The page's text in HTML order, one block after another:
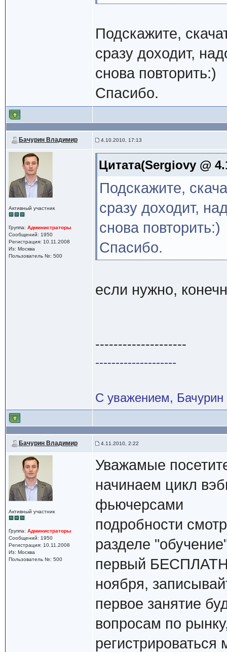
Подскажите,
сразу доходит,
снова повторить:)
Спасибо.
Бачурин Владимир 4.10.2010, 17:13
Активный участник
Группа: Администраторы
Сообщений: 1950
Регистрация: 10.11.2008
Из: Москва
Пользователь №: 500
Цитата(Sergiovy @
Подскажите,
сразу доходит,
снова повторить:)
Спасибо.
если нужно,
--------------------
--------------------
С уважением,
Бачурин Владимир 4.11.2010, 2:22
Активный участник
Группа: Администраторы
Сообщений: 1950
Регистрация: 10.11.2008
Из: Москва
Пользователь №: 500
Уважамые
начинаем цикл
фьючерсами
подробности
разделе
первый
ноября,
первое занятие
вопросам по